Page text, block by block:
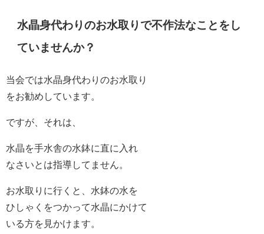
水晶身代わりのお水取りで不作法なことをし
ていませんか？
当会では水晶身代わりのお水取り
をお勧めしています。
ですが、それは、
水晶を手水舎の水鉢に直に入れ
なさいとは指導してません。
お水取りに行くと、水鉢の水を
ひしゃくをつかって水晶にかけて
いる方を見かけます。